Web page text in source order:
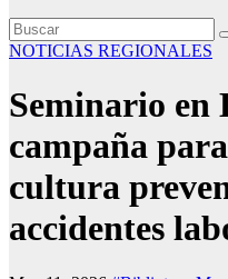
NOTICIAS REGIONALES
Seminario en
campaña
cultura
accidentes